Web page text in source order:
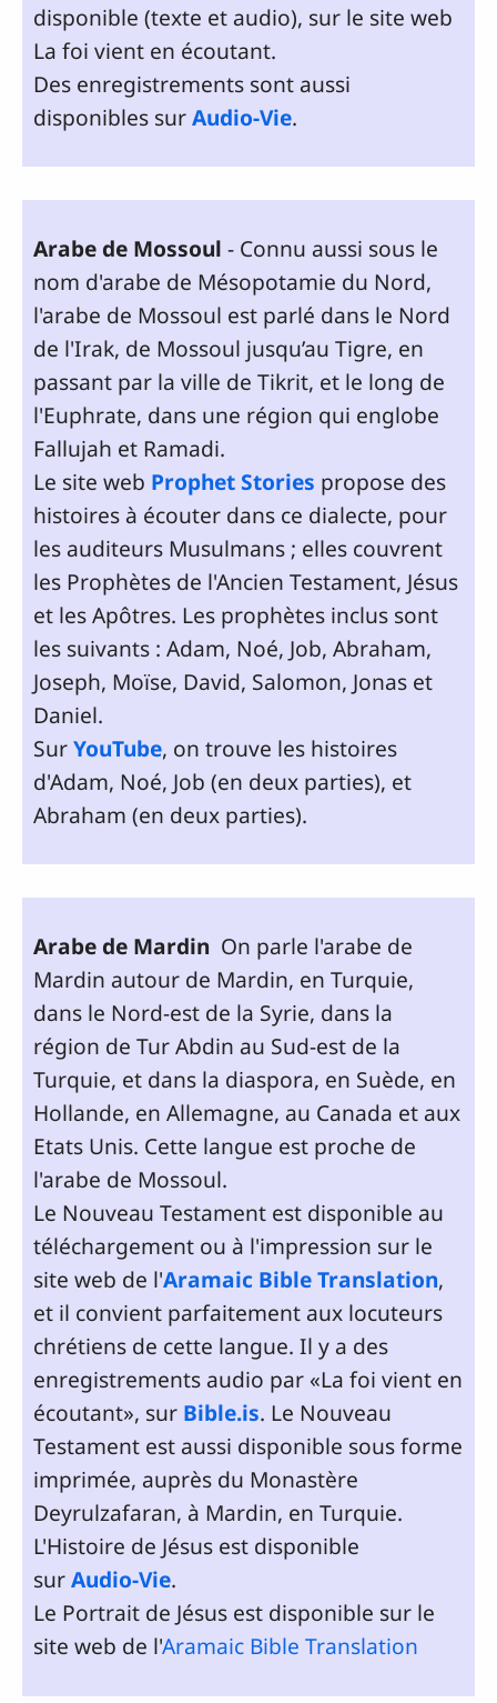
disponible (texte et audio), sur le site web
La foi vient en écoutant.
Des enregistrements sont aussi
disponibles surAudio-Vie.
Arabe de Mossoul - Connu aussi sous le
nom d'arabe de Mésopotamie du Nord,
l'arabe de Mossoul est parlé dans le Nord
de l'Irak, de Mossoul jusqu’au Tigre, en
passant par la ville de Tikrit, et le long de
l'Euphrate, dans une région qui englobe
Fallujah et Ramadi.
Le site web Prophet Stories propose des
histoires à écouter dans ce dialecte, pour
les auditeurs Musulmans ; elles couvrent
les Prophètes de l'Ancien Testament, Jésus
et les Apôtres. Les prophètes inclus sont
les suivants : Adam, Noé, Job, Abraham,
Joseph, Moïse, David, Salomon, Jonas et
Daniel.
SurYouTube, on trouve les histoires
d'Adam, Noé, Job (en deux parties), et
Abraham (en deux parties).
Arabe de Mardin On parle l'arabe de
Mardin autour de Mardin, en Turquie,
dans le Nord-est de la Syrie, dans la
région de Tur Abdin au Sud-est de la
Turquie, et dans la diaspora, en Suède, en
Hollande, en Allemagne, au Canada et aux
Etats Unis. Cette langue est proche de
l'arabe de Mossoul.
Le Nouveau Testament est disponible au
téléchargement ou à l'impression sur le
site web de l'Aramaic Bible Translation,
et il convient parfaitement aux locuteurs
chrétiens de cette langue. Il y a des
enregistrements audio par «La foi vient en
écoutant», sur Bible.is. Le Nouveau
Testament est aussi disponible sous forme
imprimée, auprès du Monastère
Deyrulzafaran, à Mardin, en Turquie.
L'Histoire de Jésus est disponible
surAudio-Vie.
Le Portrait de Jésus est disponible sur le
site web de l'Aramaic Bible Translation